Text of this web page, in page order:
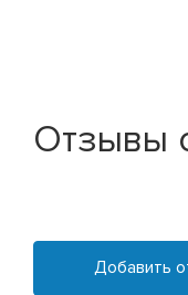
Отзывы
Добавить